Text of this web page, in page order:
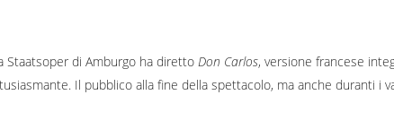
Staatsoper di Amburgo ha diretto Don Carlos, versione francese
Il pubblico alla fine della spettacolo, ma anche duranti i